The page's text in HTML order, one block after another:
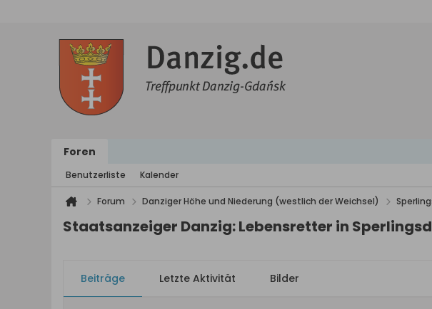
Foren
Benutzerliste Kalender
Forum Danziger Höhe und Niederung (westlich der Weichsel)
Staatsanzeiger Danzig: Lebensretter in
Beiträge Letzte Aktivität Bilder